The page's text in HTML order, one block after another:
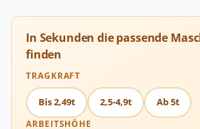
In Sekunden die passende
finden
TRAGKRAFT
Bis 2,49t 2,5-4,9t Ab 5t
ARBEITSHÖHE